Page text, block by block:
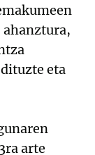
eta
arte